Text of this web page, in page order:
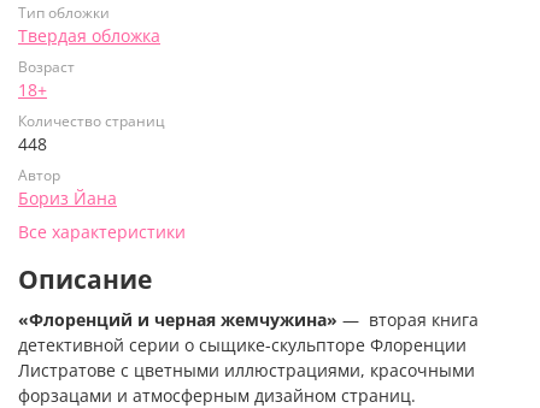
Тип обложки
Твердая обложка
Возраст
18+
Количество страниц
448
Автор
Бориз Йана
Все характеристики
Описание
«Флоренций и черная жемчужина» — вторая книга
детективной серии о сыщике-скульпторе Флоренции
Листратове с цветными иллюстрациями, красочными
форзацами и атмосферным дизайном страниц.